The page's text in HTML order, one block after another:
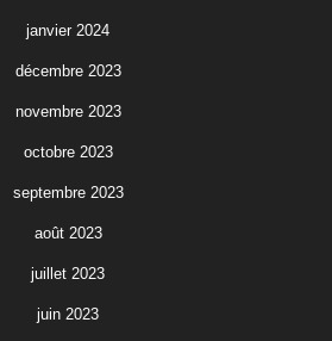
janvier 2024
décembre 2023
novembre 2023
octobre 2023
septembre 2023
août 2023
juillet 2023
juin 2023